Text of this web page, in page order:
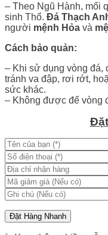
– Theo Ngũ Hành, mối
sinh Thổ. Đá Thạch
người mệnh Hỏa và
Cách bảo quản:
– Khi sử dụng vòng đá,
tránh va đập, rơi rớt,
sức khác.
– Không được để vòng